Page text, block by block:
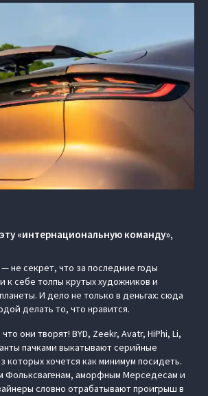
«интернациональную команду»,
не секрет, что за последние годы
к себе толпы крутых художников и
И дело не только в деньгах: сюда
делать то, что нравится.
они творят! BYD, Zeekr, Avatr, HiPhi, Li,
пачками выкатывают серийные
которых хочется как минимум посидеть.
Фольксвагенам, аморфным Мерседесам и
словно отрабатывают проигрыш в